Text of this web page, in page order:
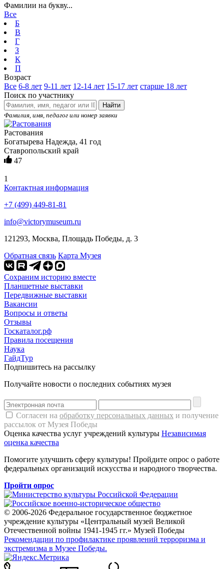
Фамилии на букву...
Все
Б
В
Г
З
К
П
Возраст
Все 6-8 лет 9-11 лет 12-14 лет 15-17 лет старше 18 лет
Поиск по участнику
Найти
Фамилия, имя, педагог или номер заявки
Растования
Богатырева Надежда, 41 год
Ставропольский край
47
1
Контактная информация
+7 (499) 449-81-81
info@victorymuseum.ru
121293, Москва, Площадь Победы, д. 3
Обратная связь Карта Музея
Сохраним историю вместе
Планшетные выставки
Передвижные выставки
Вакансии
Вопросы и ответы
Отзывы
Госкаталог.рф
Правила посещения
Наука
ГайдТур
Подпишитесь на рассылку
Получайте новости о последних событиях музея
Согласен на обработку персональных данных и получение
рассылок от Музея Победы
Оценка качества услуг учреждений культуры Независимая
оценка качества
Помогите улучшить сферу культуры! Пройдите опрос о работе
федеральных организаций искусства и народного творчества.
Пройти опрос
© 2006-2026 Федеральное государственное бюджетное
учреждение культуры «Центральный музей Великой
Отечественной войны 1941-1945 гг.» Музей Победы
Рекомендации по профилактике проявлений терроризма и
экстремизма в Музее Победы.